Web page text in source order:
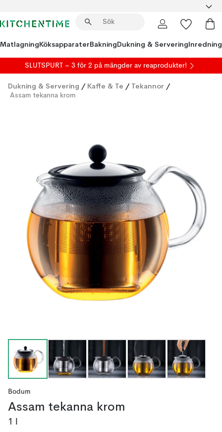
MatlagningKöksapparaterBakningDukning & ServeringInredning
SLUTSPURT – 3 för 2 på mängder av reaprodukter!
Dukning & Servering / Kaffe & Te / Tekannor /
Assam tekanna krom
Bodum
Assam tekanna krom
1 l